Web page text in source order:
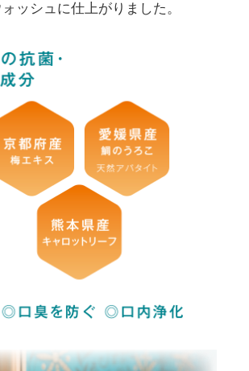
ッシュに仕上がりました。